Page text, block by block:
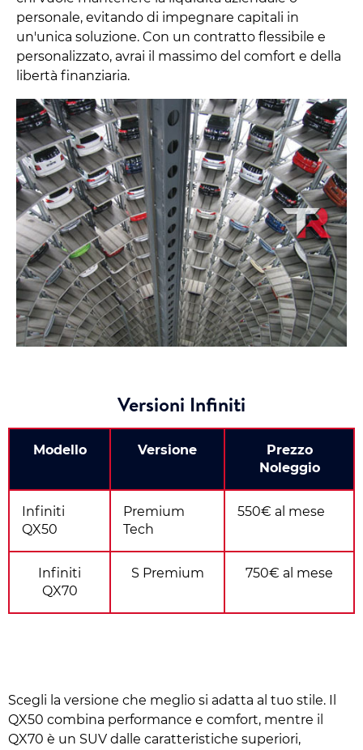
personale, evitando di impegnare capitali in
un'unica soluzione. Con un contratto flessibile e
personalizzato, avrai il massimo del comfort e della
libertà finanziaria.
Versioni Infiniti
Modello Versione
Prezzo
Noleggio
Infiniti
QX50
Premium
Tech
550€ al mese
Infiniti
QX70
S Premium 750€ al mese
Scegli la versione che meglio si adatta al tuo stile. Il
QX50 combina performance e comfort, mentre il
QX70 è un SUV dalle caratteristiche superiori,